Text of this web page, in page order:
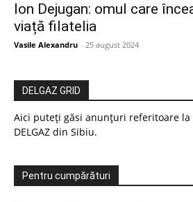
Ion Dejugan: omul care
viață filatelia
Vasile Alexandru - 25 august 2024
DELGAZ GRID
Aici puteți găsi anunțuri referitoare
DELGAZ din Sibiu.
Pentru cumpărături